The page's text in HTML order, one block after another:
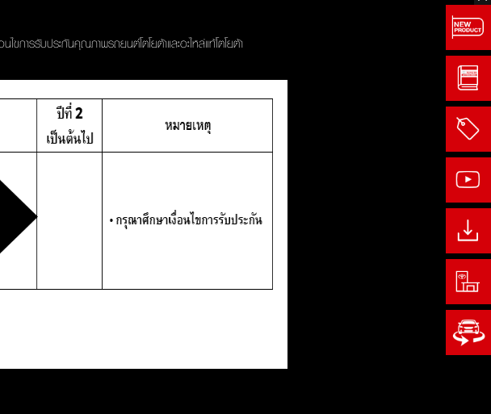
การรับประกันคุณภาพรถยนต์โตโยต้าและอะไหล่แท้โตโยต้า